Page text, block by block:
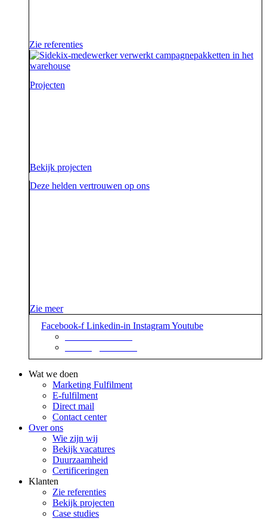
Zie referenties
Projecten
Bekijk projecten
Deze helden vertrouwen op ons
Zie meer
Facebook-f Linkedin-in InstagramYoutube
Wat we doen
Marketing Fulfilment
E-fulfilment
Direct mail
Contact center
Over ons
Wie zijn wij
Bekijk vacatures
Duurzaamheid
Certificeringen
Klanten
Zie referenties
Bekijk projecten
Case studies